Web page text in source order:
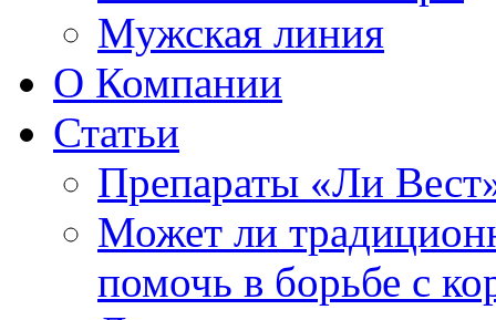
Мужская линия
О Компании
Статьи
Препараты «Ли
Может ли
помочь в борьбе с